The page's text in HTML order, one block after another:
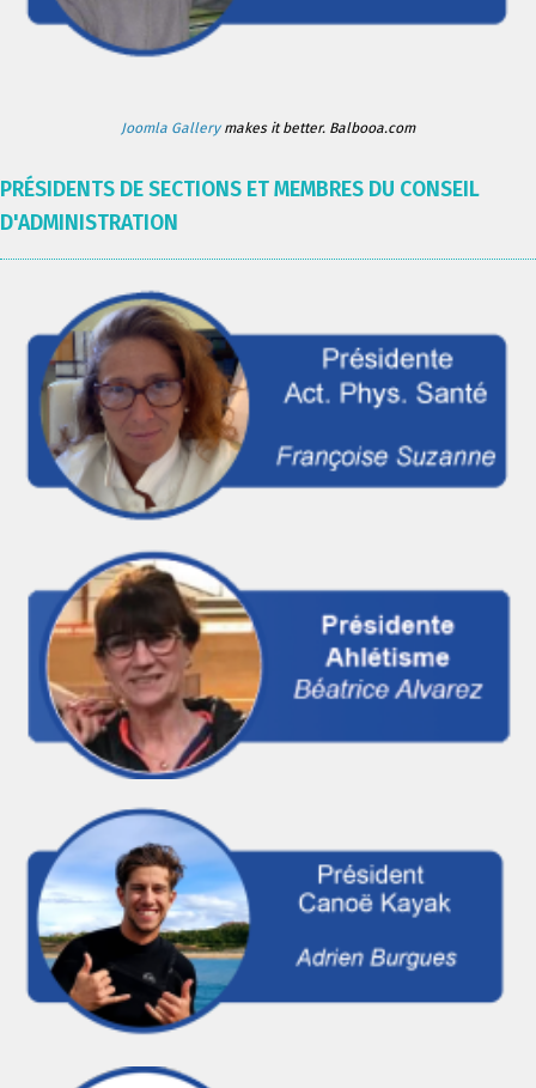
Joomla Gallerymakes it better. Balbooa.com
PRÉSIDENTS DE SECTIONS ET MEMBRES DU CONSEIL
D'ADMINISTRATION